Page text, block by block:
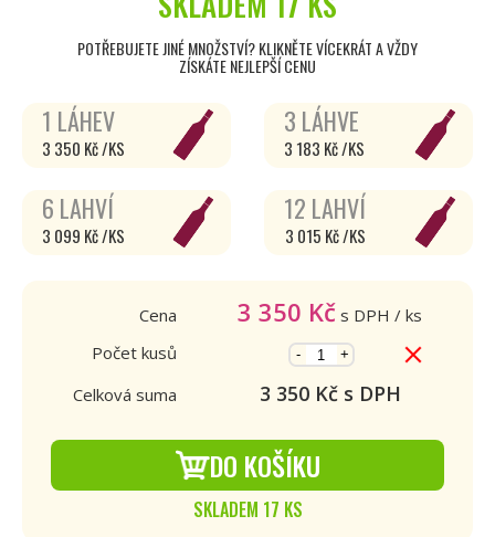
POTŘEBUJETE JINÉ MNOŽSTVÍ? KLIKNĚTE VÍCEKRÁT A VŽDY
ZÍSKÁTE NEJLEPŠÍ CENU
1 LÁHEV
3 350 Kč /KS
3 LÁHVE
3 183 Kč /KS
6 LAHVÍ
3 099 Kč /KS
12 LAHVÍ
3 015 Kč /KS
Cena 3 350 Kč s DPH / ks
Počet kusů
- +
Celková suma 3 350Kč s DPH
DO KOŠÍKU
SKLADEM 17 KS